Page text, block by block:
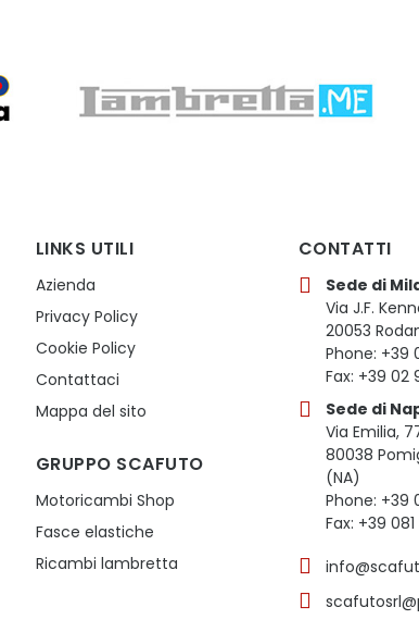
LINKS UTILI
Azienda
Privacy Policy
Cookie Policy
Contattaci
Mappa del sito
GRUPPO SCAFUTO
Motoricambi Shop
Fasce elastiche
Ricambi lambretta
CONTATTI
Sede di
Via J.F.
20053
Phone: +39
Fax: +39 02
Sede di
Via Emilia,
80038
(NA)
Phone: +39
Fax: +39